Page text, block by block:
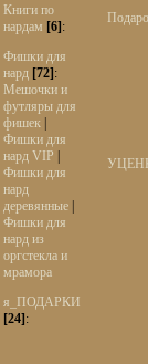
Книги по
нардам [6] :
Фишки для
нард [72] :
Мешочки и
футляры для
фишек
Фишки для
нард VIP
Фишки для
нард
деревянные
Фишки для
нард из
оргстекла и
мрамора
я_ПОДАРКИ
[24] :